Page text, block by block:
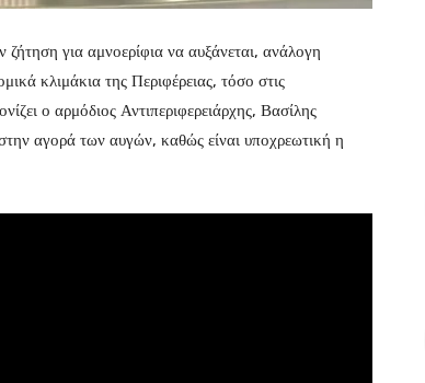
για αμνοερίφια να αυξάνεται, ανάλογη
κλιμάκια της Περιφέρειας, τόσο στις
ο αρμόδιος Αντιπεριφερειάρχης, Βασίλης
αγορά των αυγών, καθώς είναι υποχρεωτική η